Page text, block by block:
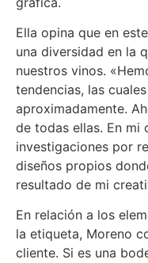
Ella opina que en
una diversidad en la
nuestros vinos.
tendencias, las
aproximadamente.
de todas ellas. En mi
investigaciones por
diseños propios
resultado de mi
En relación a los
la etiqueta, Moreno
cliente. Si es una